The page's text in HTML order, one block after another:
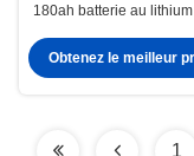
180ah batterie au lithium
station de base
Obtenez le meilleur
1